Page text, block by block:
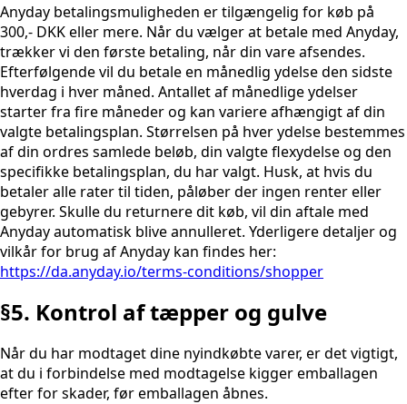
Anyday betalingsmuligheden er tilgængelig for køb på
300,- DKK eller mere. Når du vælger at betale med Anyday,
trækker vi den første betaling, når din vare afsendes.
Efterfølgende vil du betale en månedlig ydelse den sidste
hverdag i hver måned. Antallet af månedlige ydelser
starter fra fire måneder og kan variere afhængigt af din
valgte betalingsplan. Størrelsen på hver ydelse bestemmes
af din ordres samlede beløb, din valgte flexydelse og den
specifikke betalingsplan, du har valgt. Husk, at hvis du
betaler alle rater til tiden, påløber der ingen renter eller
gebyrer. Skulle du returnere dit køb, vil din aftale med
Anyday automatisk blive annulleret. Yderligere detaljer og
vilkår for brug af Anyday kan findes her:
https://da.anyday.io/terms-conditions/shopper
§5. Kontrol af tæpper og gulve
Når du har modtaget dine nyindkøbte varer, er det vigtigt,
at du i forbindelse med modtagelse kigger emballagen
efter for skader, før emballagen åbnes.